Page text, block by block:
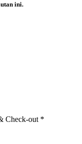
ini.
Check-out *